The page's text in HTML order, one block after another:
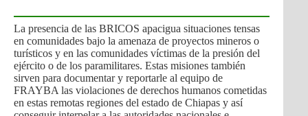
La presencia de las BRICOS apacigua situaciones tensas
en comunidades bajo la amenaza de proyectos mineros o
turísticos y en las comunidades víctimas de la presión del
ejército o de los paramilitares. Estas misiones también
sirven para documentar y reportarle al equipo de
FRAYBA las violaciones de derechos humanos cometidas
en estas remotas regiones del estado de Chiapas y así